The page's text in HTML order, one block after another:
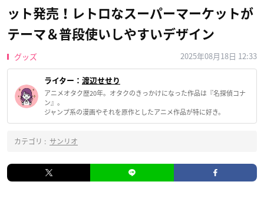
ット発売！レトロなスーパーマーケットが
テーマ＆普段使いしやすいデザイン
グッズ 2025年08月18日 12:33
ライター： 渡辺せせり
アニメオタク歴20年。オタクのきっかけになった作品は『名探偵コナ
ン』。
ジャンプ系の漫画やそれを原作としたアニメ作品が特に好き。
カテゴリ : サンリオ